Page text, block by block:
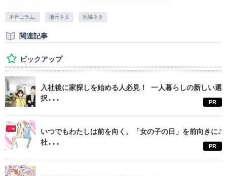
本音コラム. 地元ネタ 地域ネタ
関連記事
ピックアップ
入社後に家探しを始める人必見！ 一人暮らしの新しい選
択...
PR
いつでもわたしは前を向く。「女の子の日」を前向きに♪
社...
PR